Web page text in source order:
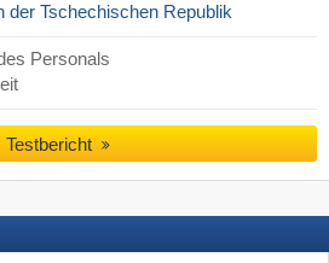
der Tschechischen Republik
Personals
Testbericht